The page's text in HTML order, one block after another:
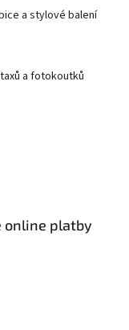
a stylové balení
a fotokoutků
online platby